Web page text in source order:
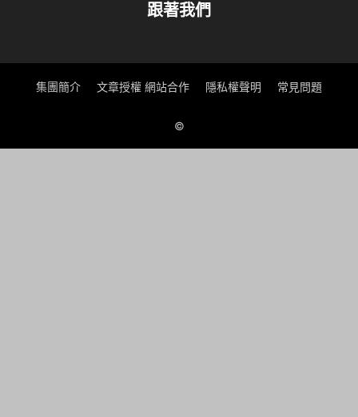
跟著我們
集團簡介 文章授權 網站合作 隱私權聲明 常見問題
©